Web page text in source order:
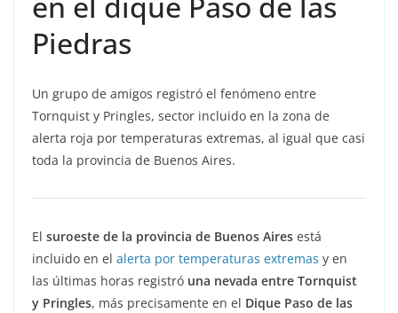
Piedras
Un grupo de amigos registró el fenómeno entre
Tornquist y Pringles, sector incluido en la zona de
alerta roja por temperaturas extremas, al igual que casi
toda la provincia de Buenos Aires.
El suroeste de la provincia de Buenos Aires está
incluido en el alerta por temperaturas extremas y en
las últimas horas registró una nevada entre Tornquist
y Pringles, más precisamente en el Dique Paso de las